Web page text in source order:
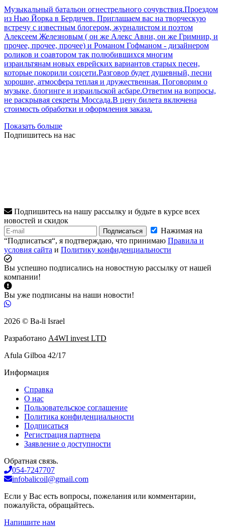
Музыкальный батальон огнестрельного сочувствия.Проездом
из Нью Йорка в Бердичев. Приглашаем вас на творческую
встречу с известным блогером, журналистом и поэтом
Алексеем Железновым ( он же Алекс Авни, он же Гримнир, и
прочее, прочее, прочее) и Романом Гофманом - дизайнером
роликов и соавтором так полюбившихся многим
израильтянам новых еврейских вариантов старых песен,
которые покорили соцсети.Разговор будет душевный, песни
хорошие, атмосфера теплая и дружественная. Поговорим о
музыке, блогинге и израильской асбаре.Ответим на вопросы,
не раскрывая секреты Моссада.В цену билета включена
стоимость обработки и оформления заказа.
Показать больше
Подпишитесь на нас
Подпишитесь на нашу рассылку и будьте в курсе всех
новостей и скидок
Подписаться
Нажимая на
“Подписаться“, я подтверждаю, что принимаю Правила и
условия сайта и Политику конфиденциальности
Вы успешно подписались на новостную рассылку от нашей
компании!
Вы уже подписаны на наши новости!
2026 © Ba-li Israel
Разработано A4WI invest LTD
Afula Gilboa 42/17
Информация
Справка
О нас
Пользовательское соглашение
Политика конфиденциальности
Подписаться
Регистрация партнера
Заявление о доступности
Обратная связь.
054-7247707
infobalicoil@gmail.com
Если у Вас есть вопросы, пожелания или комментарии,
пожалуйста, обращайтесь.
Напишите нам